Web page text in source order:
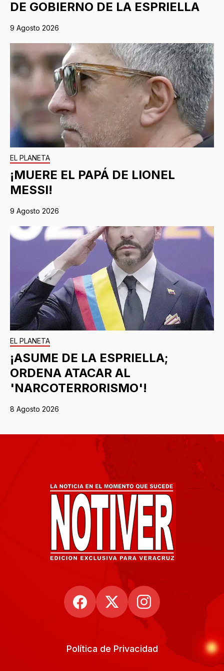
DE GOBIERNO DE LA ESPRIELLA
9 Agosto 2026
EL PLANETA
¡MUERE EL PAPÁ DE LIONEL
MESSI!
9 Agosto 2026
EL PLANETA
¡ASUME DE LA ESPRIELLA;
ORDENA ATACAR AL
'NARCOTERRORISMO'!
8 Agosto 2026
Política de Privacidad